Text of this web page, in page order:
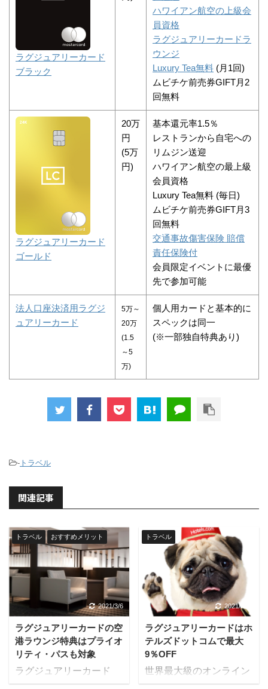
ラグジュアリーカード
ブラック
ハワイアン航空の上級会
員資格
ラグジュアリーカードラ
ウンジ
Luxury Tea無料 (月1回)
ムビチケ前売券GIFT月2
回無料
ラグジュアリーカード
ゴールド
20万
円
(5万
円)
基本還元率1.5％
レストランから自宅への
リムジン送迎
ハワイアン航空の最上級
会員資格
Luxury Tea無料 (毎日)
ムビチケ前売券GIFT月3
回無料
交通事故傷害保険 賠償
責任保険付
会員限定イベントに最優
先で参加可能
法人口座決済用ラグジ
ュアリーカード
5万～
20万
(1.5
～5
万)
個人用カードと基本的に
スペックは同一
(※一部独自特典あり)
- トラベル
関連記事
トラベル おすすめメリット
2021/3/6
ラグジュアリーカードの空
港ラウンジ特典はプライオ
リティ・パスも対象
ラグジュアリーカード
は、世界1300ヶ所以上の
トラベル
2021/2/21
ラグジュアリーカードはホ
テルズドットコムで最大
9％OFF
世界最大級のオンライン
宿泊施設予約サイト